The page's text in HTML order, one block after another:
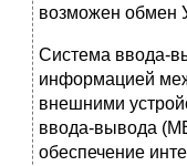
возможен обмен
Система ввода-
информацией
внешними
ввода-вывода
обеспечение